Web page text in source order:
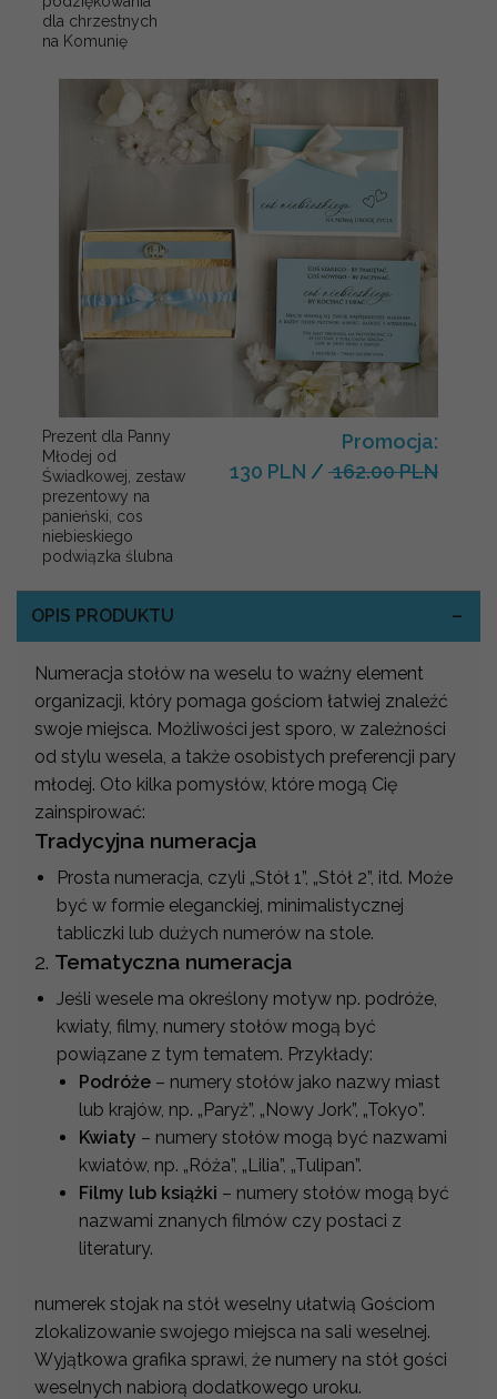
dla chrzestnych
na Komunię
Prezent dla Panny
Młodej od
Świadkowej, zestaw
prezentowy na
panieński, cos
niebieskiego
podwiązka ślubna
Promocja:
130 PLN / 162.00 PLN
OPIS PRODUKTU
Numeracja stołów na weselu to ważny element
organizacji, który pomaga gościom łatwiej znaleźć
swoje miejsca. Możliwości jest sporo, w zależności
od stylu wesela, a także osobistych preferencji pary
młodej. Oto kilka pomysłów, które mogą Cię
zainspirować:
Tradycyjna numeracja
Prosta numeracja, czyli „Stół 1”, „Stół 2”, itd. Może
być w formie eleganckiej, minimalistycznej
tabliczki lub dużych numerów na stole.
2. Tematyczna numeracja
Jeśli wesele ma określony motyw np. podróże,
kwiaty, filmy, numery stołów mogą być
powiązane z tym tematem. Przykłady:
Podróże – numery stołów jako nazwy miast
lub krajów, np. „Paryż”, „Nowy Jork”, „Tokyo”.
Kwiaty – numery stołów mogą być nazwami
kwiatów, np. „Róża”, „Lilia”, „Tulipan”.
Filmy lub książki – numery stołów mogą być
nazwami znanych filmów czy postaci z
literatury.
numerek stojak na stół weselny ułatwią Gościom
zlokalizowanie swojego miejsca na sali weselnej.
Wyjątkowa grafika sprawi, że numery na stół gości
weselnych nabiorą dodatkowego uroku.